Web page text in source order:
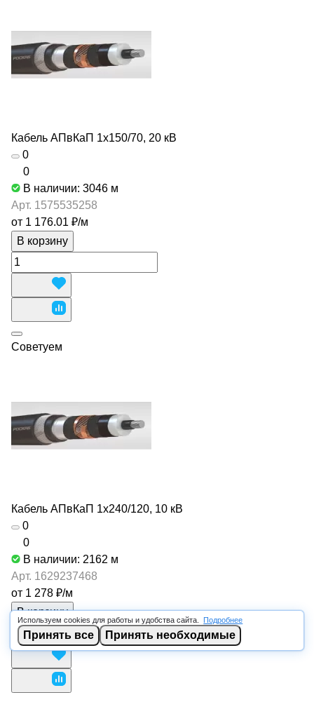
Кабель АПвКаП 1х150/70, 20 кВ
0
0
В наличии: 3046 м
Арт. 1575535258
от 1 176.01 ₽/м
В корзину
Советуем
Кабель АПвКаП 1х240/120, 10 кВ
0
0
В наличии: 2162 м
Арт. 1629237468
от 1 278 ₽/м
В корзину
Используем cookies для работы и удобства сайта. Подробнее
Принять все Принять необходимые